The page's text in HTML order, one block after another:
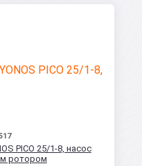
PICO 25/1-8, насос
ротором